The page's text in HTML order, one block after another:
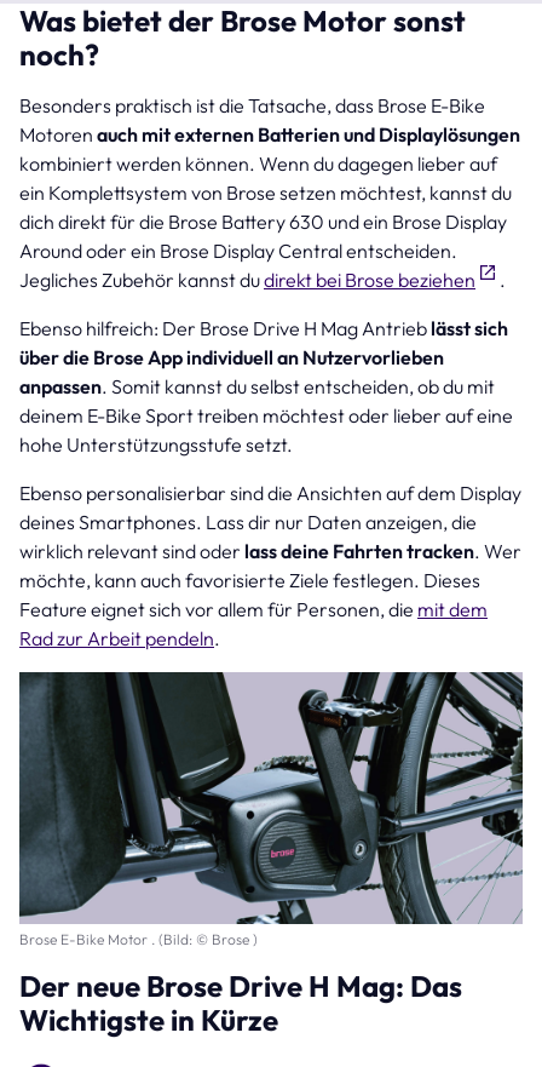
Was bietet der Brose Motor sonst
noch?
Besonders praktisch ist die Tatsache, dass Brose E-Bike
Motoren auch mit externen Batterien und Displaylösungen
kombiniert werden können. Wenn du dagegen lieber auf
ein Komplettsystem von Brose setzen möchtest, kannst du
dich direkt für die Brose Battery 630 und ein Brose Display
Around oder ein Brose Display Central entscheiden.
Jegliches Zubehör kannst dudirekt bei Brose beziehen
.
Ebenso hilfreich: Der Brose Drive H Mag Antrieb lässt sich
über die Brose App individuell an Nutzervorlieben
anpassen. Somit kannst du selbst entscheiden, ob du mit
deinem E-Bike Sport treiben möchtest oder lieber auf eine
hohe Unterstützungsstufe setzt.
Ebenso personalisierbar sind die Ansichten auf dem Display
deines Smartphones. Lass dir nur Daten anzeigen, die
wirklich relevant sind oder lass deine Fahrten tracken. Wer
möchte, kann auch favorisierte Ziele festlegen. Dieses
Feature eignet sich vor allem für Personen, die mit dem
Rad zur Arbeit pendeln.
Brose E-Bike Motor . (Bild: © Brose )
Der neue Brose Drive H Mag: Das
Wichtigste in Kürze